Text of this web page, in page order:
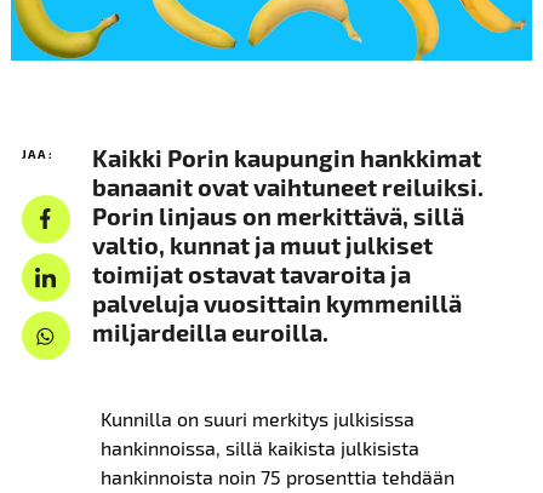
JAA:
Kaikki Porin kaupungin hankkimat
banaanit ovat vaihtuneet reiluiksi.
Porin linjaus on merkittävä, sillä
valtio, kunnat ja muut julkiset
toimijat ostavat tavaroita ja
palveluja vuosittain kymmenillä
miljardeilla euroilla.
Kunnilla on suuri merkitys julkisissa
hankinnoissa, sillä kaikista julkisista
hankinnoista noin 75 prosenttia tehdään